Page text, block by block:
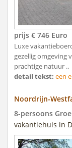
prijs € 746 Euro
Luxe
gezellig omgeving
prachtige natuur ..
detail tekst: een
Noordrijn-
8-persoons
vakantiehuis in